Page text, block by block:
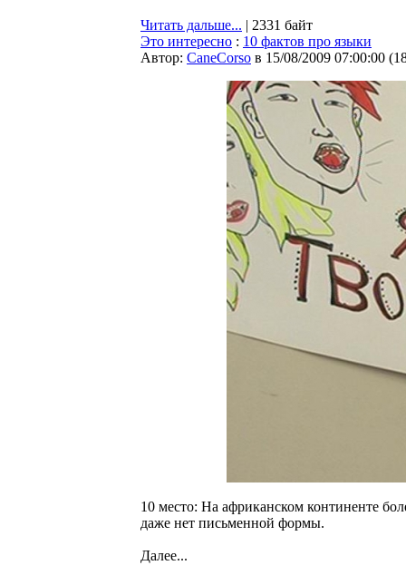
Читать дальше... | 2331 байт
Это интересно : 10 фактов про языки
Автор: CaneCorso в 15/08/2009 07:00:00 (
10 место: На африканском континенте
даже нет письменной формы.
Далее...